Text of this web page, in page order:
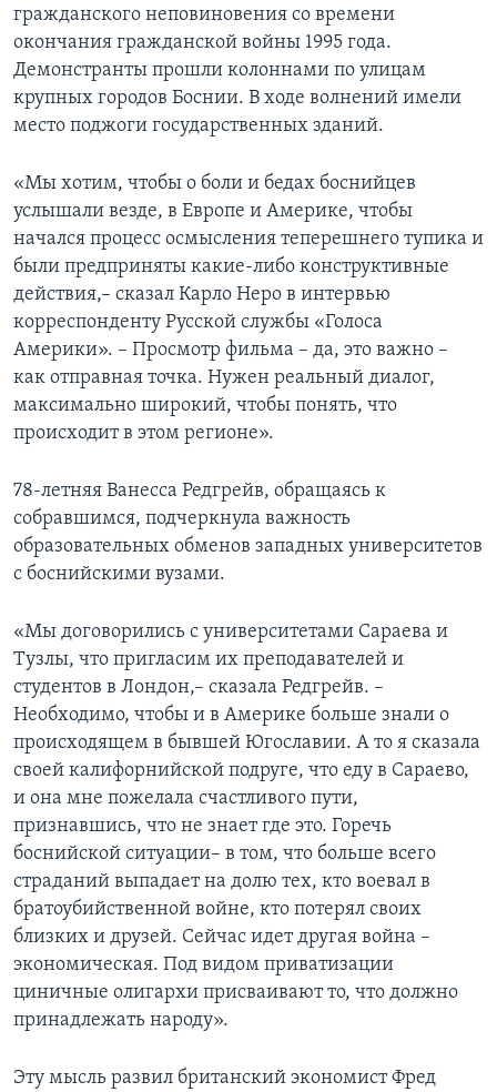
гражданского неповиновения со времени
окончания гражданской войны 1995 года.
Демонстранты прошли колоннами по улицам
крупных городов Боснии. В ходе волнений имели
место поджоги государственных зданий.
«Мы хотим, чтобы о боли и бедах боснийцев
услышали везде, в Европе и Америке, чтобы
начался процесс осмысления теперешнего тупика и
были предприняты какие-либо конструктивные
действия,– сказал Карло Неро в интервью
корреспонденту Русской службы «Голоса
Америки». – Просмотр фильма – да, это важно –
как отправная точка. Нужен реальный диалог,
максимально широкий, чтобы понять, что
происходит в этом регионе».
78-летняя Ванесса Редгрейв, обращаясь к
собравшимся, подчеркнула важность
образовательных обменов западных университетов
с боснийскими вузами.
«Мы договорились с университетами Сараева и
Тузлы, что пригласим их преподавателей и
студентов в Лондон,– сказала Редгрейв. –
Необходимо, чтобы и в Америке больше знали о
происходящем в бывшей Югославии. А то я сказала
своей калифорнийской подруге, что еду в Сараево,
и она мне пожелала счастливого пути,
признавшись, что не знает где это. Горечь
боснийской ситуации– в том, что больше всего
страданий выпадает на долю тех, кто воевал в
братоубийственной войне, кто потерял своих
близких и друзей. Сейчас идет другая война –
экономическая. Под видом приватизации
циничные олигархи присваивают то, что должно
принадлежать народу».
Эту мысль развил британский экономист Фред